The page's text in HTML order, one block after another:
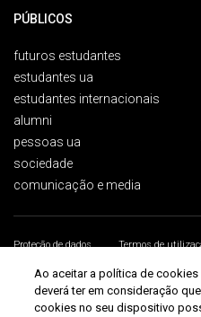
PÚBLICOS
futuros estudantes
estudantes ua
estudantes internacionais
alumni
pessoas ua
sociedade
comunicação e media
Proteção de dados Termos de
Universidade de Aveiro 2026
Ao aceitar a política de
deverá ter em consideração
cookies no seu dispositivo